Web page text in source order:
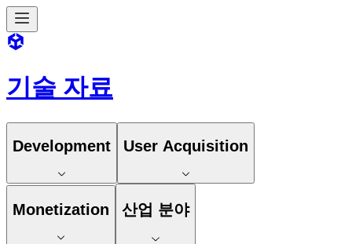
기술 자료
Development User Acquisition
Monetization 산업 분야